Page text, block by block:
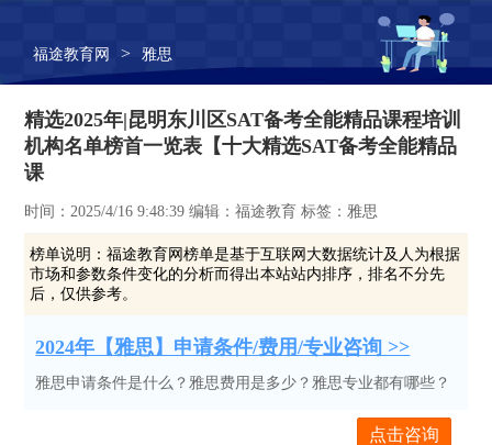
福途教育网 > 雅思
精选2025年|昆明东川区SAT备考全能精品课程培训
机构名单榜首一览表【十大精选SAT备考全能精品
课
时间：2025/4/16 9:48:39 编辑：福途教育 标签：雅思
榜单说明：福途教育网榜单是基于互联网大数据统计及人为根据
市场和参数条件变化的分析而得出本站站内排序，排名不分先
后，仅供参考。
2024年【雅思】申请条件/费用/专业咨询 >>
雅思申请条件是什么？雅思费用是多少？雅思专业都有哪些？
点击咨询